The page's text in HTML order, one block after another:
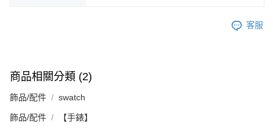
客服
商品相關分類 (2)
飾品/配件 swatch
飾品/配件 【手錶】